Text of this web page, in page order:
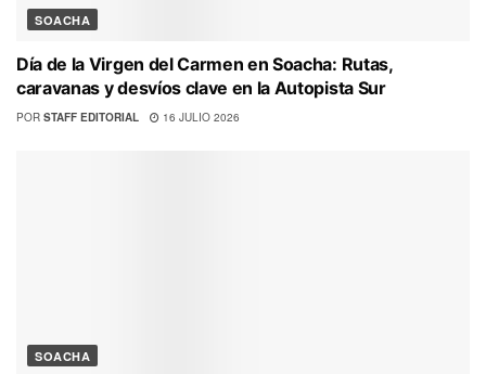
SOACHA
Día de la Virgen del Carmen en Soacha: Rutas,
caravanas y desvíos clave en la Autopista Sur
POR STAFF EDITORIAL 16 JULIO 2026
SOACHA